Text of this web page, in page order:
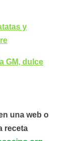
y
GM, dulce
una web o
receta